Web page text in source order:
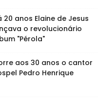
20 anos Elaine de Jesus
o revolucionário
"Pérola"
aos 30 anos o cantor
Pedro Henrique